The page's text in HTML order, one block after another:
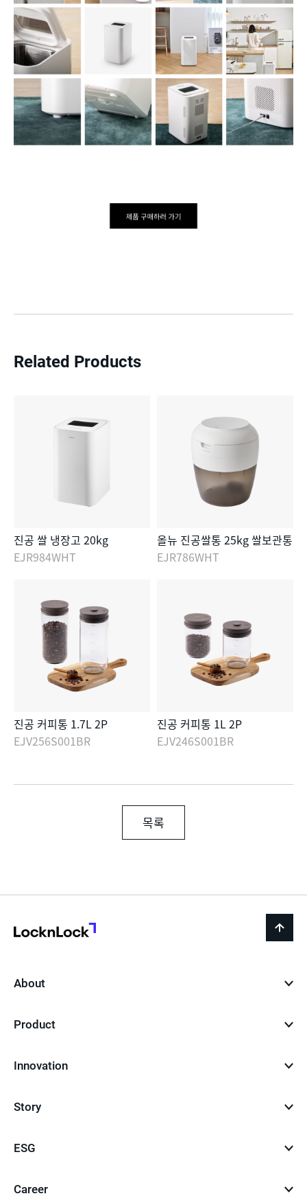
Related Products
진공 쌀 냉장고 20kg
EJR984WHT
올뉴 진공쌀통 25kg 쌀보관통
EJR786WHT
진공 커피통 1.7L 2P
EJV256S001BR
진공 커피통 1L 2P
EJV246S001BR
목록
back
About
Product
Innovation
Story
ESG
Career